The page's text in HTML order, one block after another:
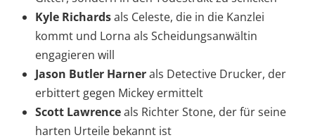
Kyle Richardsals Celeste, die in die Kanzlei
kommt und Lorna als Scheidungsanwältin
engagieren will
Jason Butler Harnerals Detective Drucker, der
erbittert gegen Mickey ermittelt
Scott Lawrenceals Richter Stone, der für seine
harten Urteile bekannt ist